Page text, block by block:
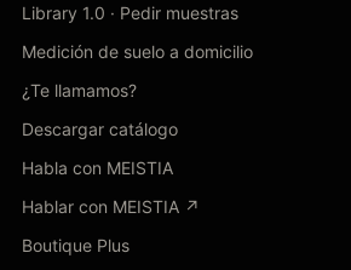
Library 1.0 · Pedir muestras
Medición de suelo a domicilio
¿Te llamamos?
Descargar catálogo
Habla con MEISTIA
Hablar con MEISTIA ↗
Boutique Plus